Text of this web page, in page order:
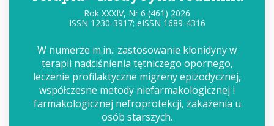
Rok XXXIV, Nr 6 (461) 2026
ISSN 1230-3917; eISSN 1689-4316
W numerze m.in.: zastosowanie klonidyny w
terapii nadciśnienia tętniczego opornego,
leczenie profilaktyczne migreny epizodycznej,
współczesne metody niefarmakologicznej i
farmakologicznej nefroprotekcji, zakażenia u
osób starszych.